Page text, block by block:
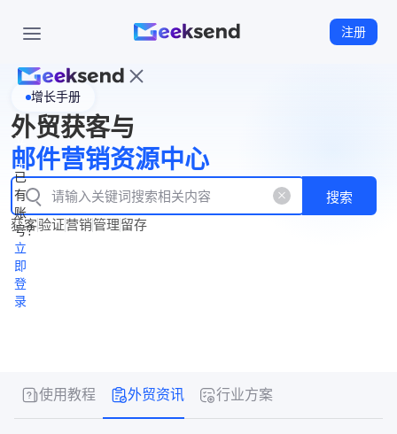
注册
页
WhatsApp
企业号
New
产
品
功
能
产
品
价
格
资
源
中
心
立
即
注
册
已
有
账
号？
立
即
登
录
增长手册
外贸获客与
邮件营销资源中心
搜索
获客验证营销管理留存
使用教程 外贸资讯 行业方案